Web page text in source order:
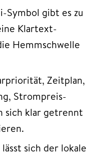
Symbol gibt es zu
Klartext-
Hemmschwelle
Zeitplan,
Strompreis-
sich klar getrennt
lässt sich der lokale